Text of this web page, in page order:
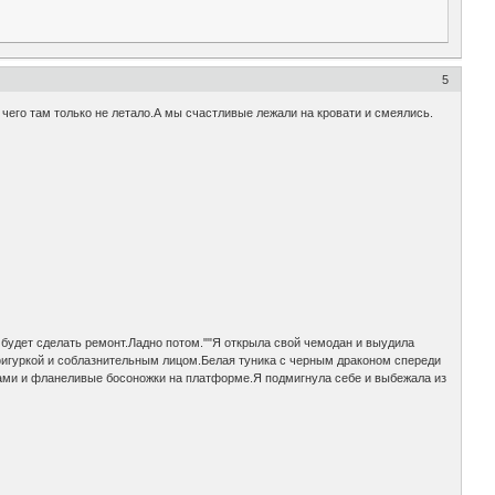
5
там только не летало.А мы счастливые лежали на кровати и смеялись.
сделать ремонт.Ладно потом.""Я открыла свой чемодан и выудила
и соблазнительным лицом.Белая туника с черным драконом спереди
и фланеливые босоножки на платформе.Я подмигнула себе и выбежала из